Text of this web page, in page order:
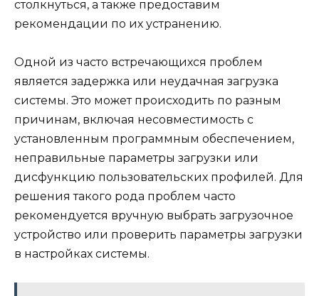
столкнуться, а также предоставим
рекомендации по их устранению.
Одной из часто встречающихся проблем
является задержка или неудачная загрузка
системы. Это может происходить по разным
причинам, включая несовместимость с
установленным программным обеспечением,
неправильные параметры загрузки или
дисфункцию пользовательских профилей. Для
решения такого рода проблем часто
рекомендуется вручную выбрать загрузочное
устройство или проверить параметры загрузки
в настройках системы.